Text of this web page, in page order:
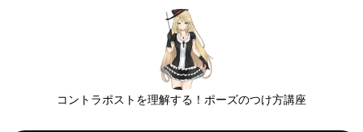
コントラポストを理解する！ポーズのつけ方講座